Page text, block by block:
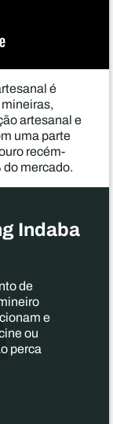
é
artesanal e
uma parte
recém-
mercado.
Indaba
de
e
ou
perca